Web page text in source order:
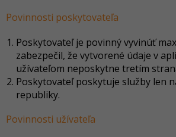
Povinnosti poskytovateľa
Poskytovateľ je povinný vyvinúť
zabezpečil, že vytvorené údaje v
užívateľom neposkytne tretím
Poskytovateľ poskytuje služby len
republiky.
Povinnosti užívateľa